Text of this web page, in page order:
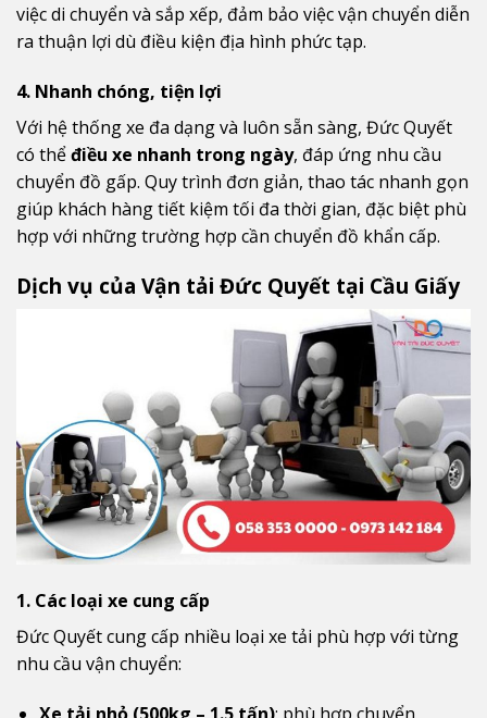
việc di chuyển và sắp xếp, đảm bảo việc vận chuyển diễn
ra thuận lợi dù điều kiện địa hình phức tạp.
4. Nhanh chóng, tiện lợi
Với hệ thống xe đa dạng và luôn sẵn sàng, Đức Quyết
có thểđiều xe nhanh trong ngày, đáp ứng nhu cầu
chuyển đồ gấp. Quy trình đơn giản, thao tác nhanh gọn
giúp khách hàng tiết kiệm tối đa thời gian, đặc biệt phù
hợp với những trường hợp cần chuyển đồ khẩn cấp.
Dịch vụ của Vận tải Đức Quyết tại Cầu Giấy
1. Các loại xe cung cấp
Đức Quyết cung cấp nhiều loại xe tải phù hợp với từng
nhu cầu vận chuyển: